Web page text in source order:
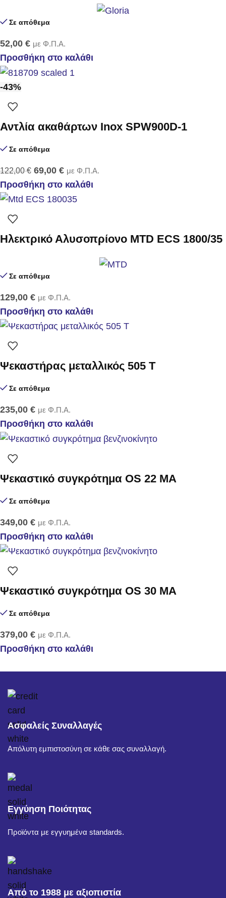
Σε απόθεμα
52,00 € με Φ.Π.Α.
Προσθήκη στο καλάθι
-43%
Αντλία ακαθάρτων Inox SPW900D-1
Σε απόθεμα
122,00€ 69,00 € με Φ.Π.Α.
Προσθήκη στο καλάθι
Ηλεκτρικό Αλυσοπρίονο MTD ECS 1800/35
Σε απόθεμα
129,00 € με Φ.Π.Α.
Προσθήκη στο καλάθι
Ψεκαστήρας μεταλλικός 505 T
Σε απόθεμα
235,00 € με Φ.Π.Α.
Προσθήκη στο καλάθι
Ψεκαστικό συγκρότημα OS 22 MA
Σε απόθεμα
349,00 € με Φ.Π.Α.
Προσθήκη στο καλάθι
Ψεκαστικό συγκρότημα OS 30 MA
Σε απόθεμα
379,00 € με Φ.Π.Α.
Προσθήκη στο καλάθι
Ασφαλείς Συναλλαγές
Απόλυτη εμπιστοσύνη σε κάθε σας συναλλαγή.
Εγγύηση Ποιότητας
Προϊόντα με εγγυημένα standards.
Από το 1988 με αξιοπιστία